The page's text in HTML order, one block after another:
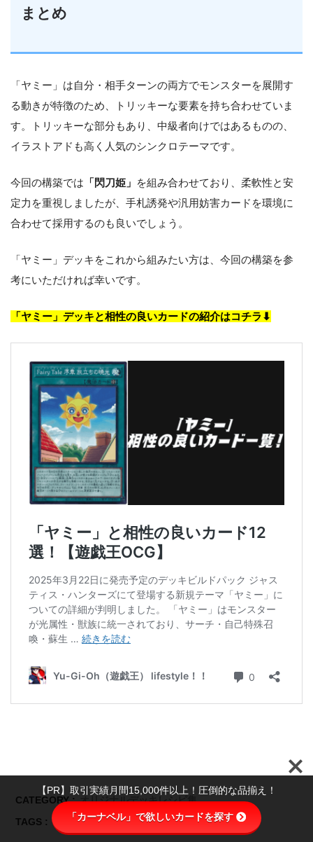
まとめ
「ヤミー」は自分・相手ターンの両方でモンスターを展開す
る動きが特徴のため、トリッキーな要素を持ち合わせていま
す。トリッキーな部分もあり、中級者向けではあるものの、
イラストアドも高く人気のシンクロテーマです。
今回の構築では 「閃刀姫」 を組み合わせており、柔軟性と安
定力を重視しましたが、手札誘発や汎用妨害カードを環境に
合わせて採用するのも良いでしょう。
「ヤミー」デッキをこれから組みたい方は、今回の構築を参
考にいただければ幸いです。
「ヤミー」デッキと相性の良いカードの紹介はコチラ⬇︎
CATEGORY : オリジナルデッキレシピ集
TAGS :
デッキレシピ ヤミー 回し方 展開例
【PR】取引実績月間15,000件以上！圧倒的な品揃え！
「カーナベル」で欲しいカードを探す